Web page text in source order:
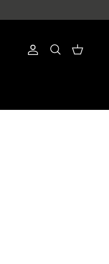
Account
Zoeken